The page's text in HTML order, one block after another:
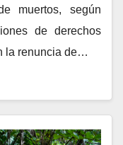
muertos, según
de derechos
la renuncia de…